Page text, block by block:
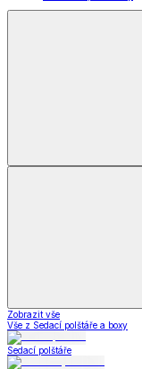
Zobrazit vše
Vše z Sedací polštáře a boxy
Sedací polštáře